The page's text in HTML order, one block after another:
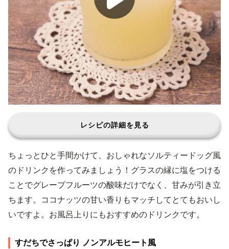
レシピの詳細を見る
ちょっとひと手間かけて、おしゃれなソルティードッグ風
のドリンクを作ってみましょう！グラスの縁に塩をつける
ことでグレープフルーツの酸味だけでなく、甘みが引き立
ちます。ココナッツの甘い香りもマッチしてとてもおいし
いですよ。お風呂上りにもおすすめのドリンクです。
すだちでさっぱり ノンアルモヒート風